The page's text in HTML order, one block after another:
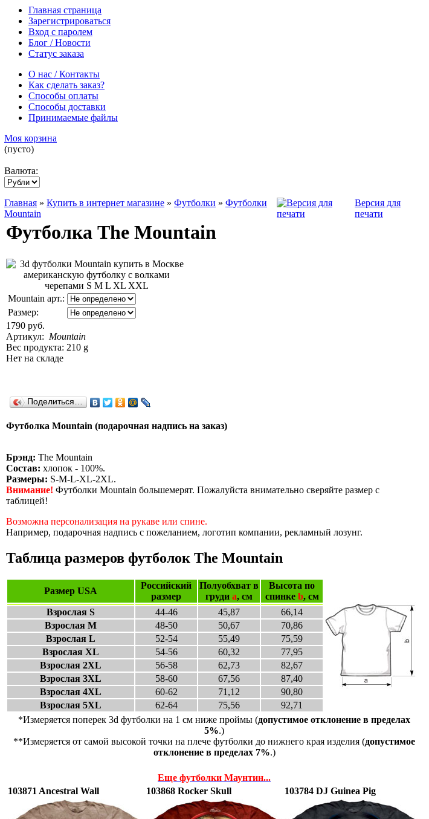
Главная страница
Зарегистрироваться
Вход с паролем
Блог / Новости
Статус заказа
О нас / Контакты
Как сделать заказ?
Способы оплаты
Способы доставки
Принимаемые файлы
Моя корзина
(пусто)
Валюта:
Главная » Купить в интернет магазине » Футболки » Футболки
Mountain
Версия для
печати
Футболка The Mountain
Mountain арт.:
Размер:
1790 руб.
Артикул: Mountain
Вес продукта: 210 g
Нет на складе
Поделиться…
Футболка Mountain (подарочная надпись на заказ)
Брэнд: The Mountain
Состав: хлопок - 100%.
Размеры: S-M-L-XL-2XL.
Внимание! Футболки Mountain большемерят. Пожалуйста внимательно сверяйте размер с
таблицей!
Возможна персонализация на рукаве или спине.
Например, подарочная надпись с пожеланием, логотип компании, рекламный лозунг.
Таблица размеров футболок The Mountain
Размер USA
Российский
размер
Полуобхват в
груди a, см
Высота по
спинке b, см
Взрослая S
44-46 45,87
66,14
Взрослая M
48-50 50,67
70,86
Взрослая L
52-54 55,49
75,59
Взрослая XL
54-56 60,32
77,95
Взрослая 2XL
56-58 62,73
82,67
Взрослая 3XL
58-60 67,56
87,40
Взрослая 4XL
60-62 71,12
90,80
Взрослая 5XL
62-64 75,56
92,71
*Измеряется поперек 3d футболки на 1 см ниже проймы (допустимое отклонение в пределах
5%.)
**Измеряется от самой высокой точки на плече футболки до нижнего края изделия (допустимое
отклонение в пределах 7%.)
Еще футболки Маунтин...
103871 Ancestral Wall
103868 Rocker Skull 103784 DJ Guinea Pig